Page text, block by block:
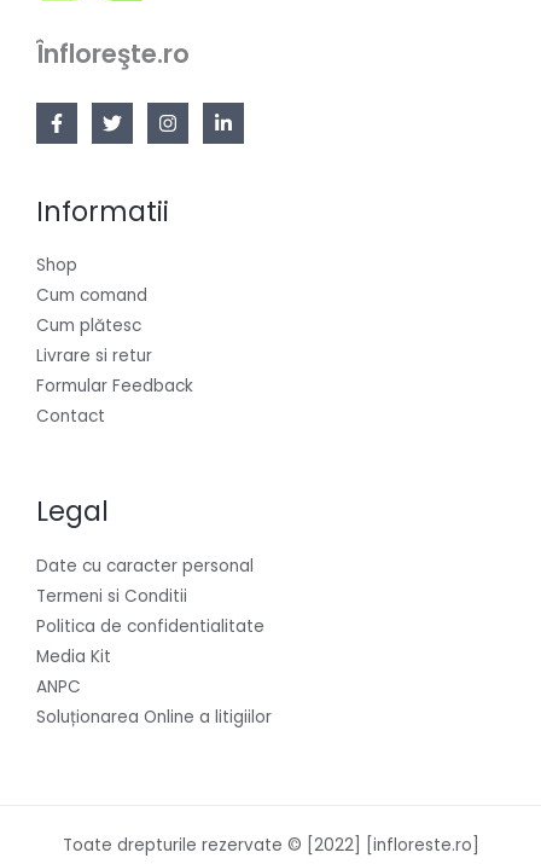
Înfloreşte.ro
Informatii
Shop
Cum comand
Cum plătesc
Livrare si retur
Formular Feedback
Contact
Legal
Date cu caracter personal
Termeni si Conditii
Politica de confidentialitate
Media Kit
ANPC
Soluționarea Online a litigiilor
Toate drepturile rezervate © [2022] [infloreste.ro]